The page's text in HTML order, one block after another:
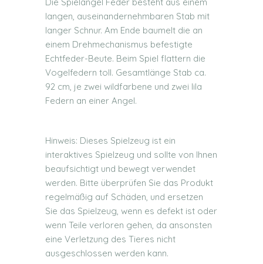
langen, auseinandernehmbaren Stab mit
langer Schnur. Am Ende baumelt die an
einem Drehmechanismus befestigte
Echtfeder-Beute. Beim Spiel flattern die
Vogelfedern toll. Gesamtlänge Stab ca.
92 cm, je zwei wildfarbene und zwei lila
Federn an einer Angel.
Hinweis: Dieses Spielzeug ist ein
interaktives Spielzeug und sollte von Ihnen
beaufsichtigt und bewegt verwendet
werden. Bitte überprüfen Sie das Produkt
regelmäßig auf Schäden, und ersetzen
Sie das Spielzeug, wenn es defekt ist oder
wenn Teile verloren gehen, da ansonsten
eine Verletzung des Tieres nicht
ausgeschlossen werden kann.